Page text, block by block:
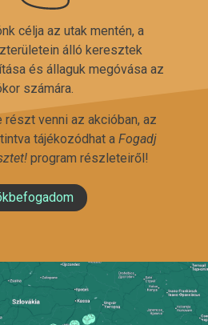
célja az utak mentén, a
álló keresztek
és állaguk megóvása az
számára.
részt venni az akcióban, az
tájékozódhat a Fogadj
program részleteiről!